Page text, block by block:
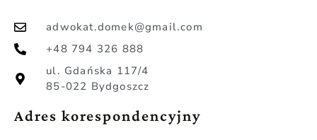
adwokat.domek@gmail.com
+48 794 326 888
ul. Gdańska 117/4
85-022 Bydgoszcz
Adres korespondencyjny